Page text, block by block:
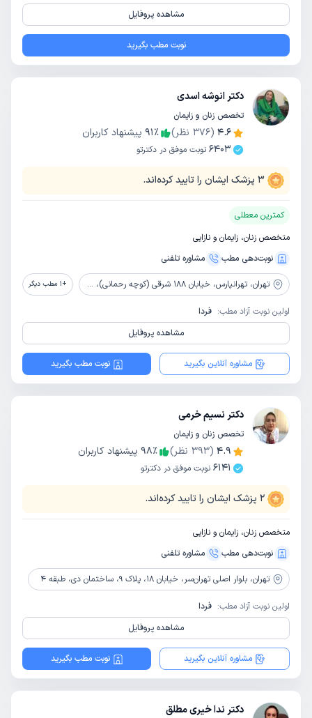
مشاهده پروفایل
نوبت مطب بگیرید
دکتر انوشه اسدی
تخصص زنان و زایمان
4.6
(
376 نظر) 91٪
پیشنهاد کاربران
6403 نوبت موفق در دکترتو
3 پزشک ایشان را تایید کرده‌اند.
کمترین معطلی
متخصص زنان، زایمان و نازایی
نوبت‌دهی مطب
مشاوره‌ تلفنی
تهران،تهرانپارس، خیابان 188 شرقی (کوچه رحمانی)، ساختمان پزشکان خاطره، طبقه بالای داروخانه دکتر رحیمی +
1 مطب دیگر
اولین نوبت آزاد مطب: فردا
مشاهده پروفایل
مشاوره آنلاین بگیرید نوبت مطب بگیرید
دکتر نسیم خرمی
تخصص زنان و زایمان
4.9
(
393 نظر) 98٪
پیشنهاد کاربران
6141 نوبت موفق در دکترتو
2 پزشک ایشان را تایید کرده‌اند.
متخصص زنان، زایمان و نازایی
نوبت‌دهی مطب
مشاوره‌ تلفنی
تهران، بلوار اصلی تهران‌سر، خیابان 18، پلاک 9، ساختمان دی، طبقه 4
اولین نوبت آزاد مطب: فردا
مشاهده پروفایل
مشاوره آنلاین بگیرید نوبت مطب بگیرید
دکتر ندا خیری مطلق